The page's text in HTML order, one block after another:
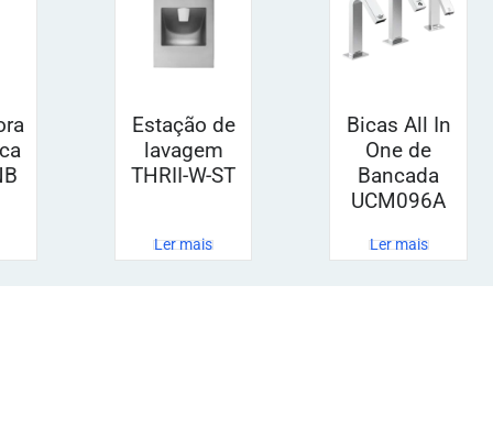
Estação de
lavagem
THRII-W-ST
Ler mais
Bicas All In
One de
Bancada
UCM096A
Ler mais